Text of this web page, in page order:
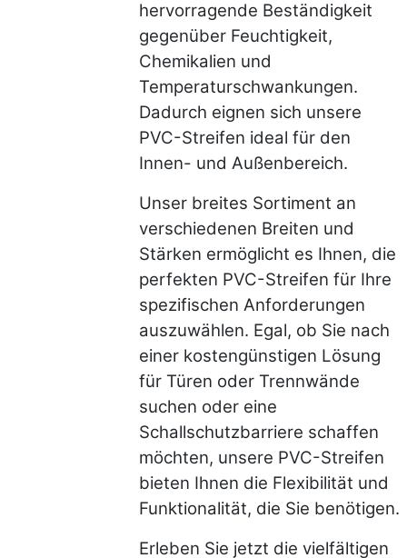
hervorragende Beständigkeit
gegenüber Feuchtigkeit,
Chemikalien und
Temperaturschwankungen.
Dadurch eignen sich unsere
PVC-Streifen ideal für den
Innen- und Außenbereich.
Unser breites Sortiment an
verschiedenen Breiten und
Stärken ermöglicht es Ihnen, die
perfekten PVC-Streifen für Ihre
spezifischen Anforderungen
auszuwählen. Egal, ob Sie nach
einer kostengünstigen Lösung
für Türen oder Trennwände
suchen oder eine
Schallschutzbarriere schaffen
möchten, unsere PVC-Streifen
bieten Ihnen die Flexibilität und
Funktionalität, die Sie benötigen.
Erleben Sie jetzt die vielfältigen